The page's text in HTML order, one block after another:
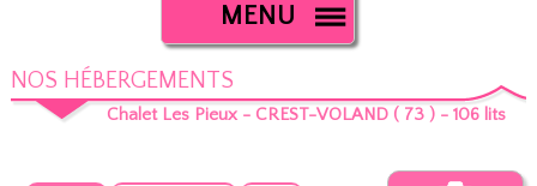
MENU
NOS HÉBERGEMENTS
Chalet Les Pieux - CREST-VOLAND ( 73 ) - 106 lits